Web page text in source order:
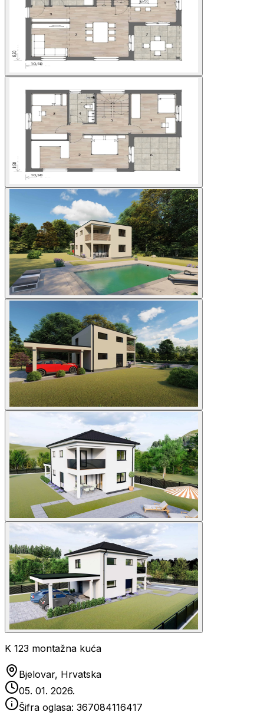
K 123 montažna kuća
Bjelovar, Hrvatska
05. 01. 2026.
Šifra oglasa: 367084116417